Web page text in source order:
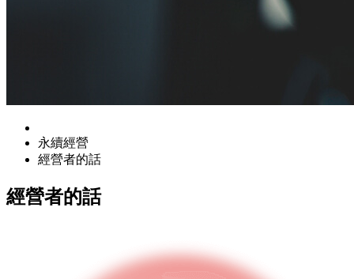
永續經營
經營者的話
經營者的話